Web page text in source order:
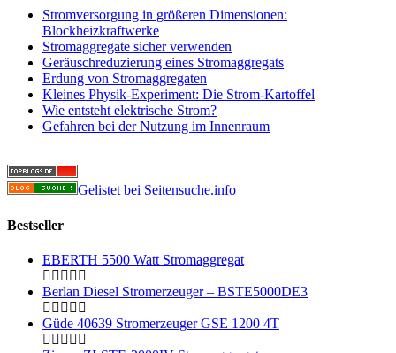
Stromversorgung in größeren Dimensionen:
Blockheizkraftwerke
Stromaggregate sicher verwenden
Geräuschreduzierung eines Stromaggregats
Erdung von Stromaggregaten
Kleines Physik-Experiment: Die Strom-Kartoffel
Wie entsteht elektrische Strom?
Gefahren bei der Nutzung im Innenraum
Gelistet bei Seitensuche.info
Bestseller
EBERTH 5500 Watt Stromaggregat
Berlan Diesel Stromerzeuger – BSTE5000DE3
Güde 40639 Stromerzeuger GSE 1200 4T